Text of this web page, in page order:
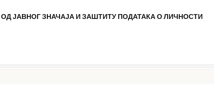
ЈАВНОГ ЗНАЧАЈА И ЗАШТИТУ ПОДАТАКА О ЛИЧНОСТИ